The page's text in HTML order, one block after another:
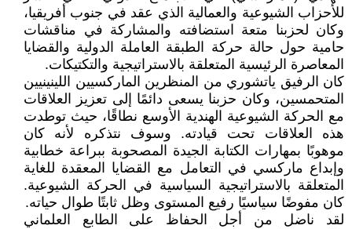
للأحزاب الشيوعية والعمالية الذي عقد في جنوب أفريقيا،
وكان لحزبنا متعة استضافته والمشاركة في مناقشات
حامية حول حالة حركة الطبقة العاملة الدولية والقضايا
المعاصرة الرئيسية المتعلقة بالاستراتيجية والتكتيكات.
كان الرفيق ياتشوري من المنظرين الماركسيين اللينينيين
المتحمسين، وكان حزبنا يسعى دائمًا إلى تعزيز العلاقات
مع الحركة الشيوعية الهندية الأوسع نطاقًا، حيث توطدت
هذه العلاقات تحت قيادته. وسوف نتذكره لأنه كان
موهوبًا بمهارات الكتابة الجيدة المصحوبة ببراعة خطابية
وإبداع ماركسي في التعامل مع القضايا المعقدة للغاية
المتعلقة بالاستراتيجية السياسية في الحركة الشيوعية.
كان مفوضًا سياسيًا رفيع المستوى وظل ثابتًا طوال حياته.
لقد ناضل من أجل الحفاظ على الطابع العلماني